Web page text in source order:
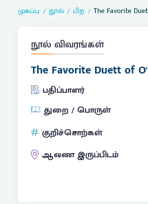
முகப்பு நூல் பிற The Favorite
நூல் விவரங்கள்
The Favorite Duett of
பதிப்பாளர்
துறை / பொருள்
குறிச்சொற்கள்
ஆவண இருப்பிடம்